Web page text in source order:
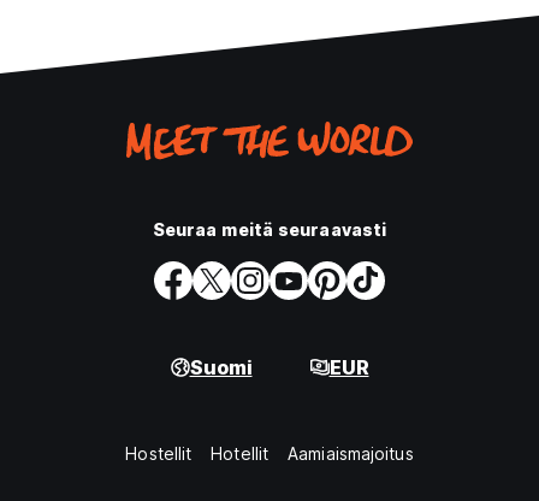
Seuraa meitä seuraavasti
Suomi EUR
Hostellit Hotellit Aamiaismajoitus